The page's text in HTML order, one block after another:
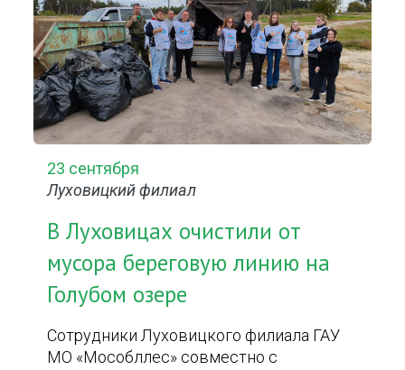
23 сентября
Луховицкий филиал
В Луховицах очистили от
мусора береговую линию на
Голубом озере
Сотрудники Луховицкого филиала ГАУ
МО «Мособллес» совместно с